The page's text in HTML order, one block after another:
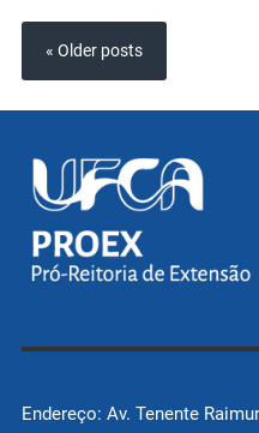
« Older posts
Endereço: Av. Tenente